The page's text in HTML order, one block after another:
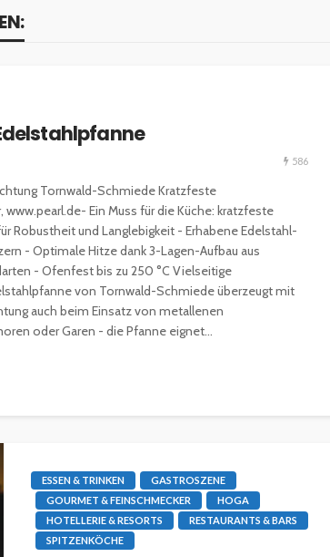
586
Tornwald-Schmiede Kratzfeste
Ein Muss für die Küche: kratzfeste
Robustheit und Langlebigkeit - Erhabene Edelstahl-
- Optimale Hitze dank 3-Lagen-Aufbau aus
- Ofenfest bis zu 250 °C Vielseitige
von Tornwald-Schmiede überzeugt mit
auch beim Einsatz von metallenen
oder Garen - die Pfanne eignet...
ESSEN & TRINKEN
GASTROSZENE
GOURMET & FEINSCHMECKER
HOGA
HOTELLERIE & RESORTS
RESTAURANTS & BARS
SPITZENKÖCHE
14.7k
Sterneköche: Insider-Tipps
für Hobbyköche
veröffentlicht vor 2 Jahren